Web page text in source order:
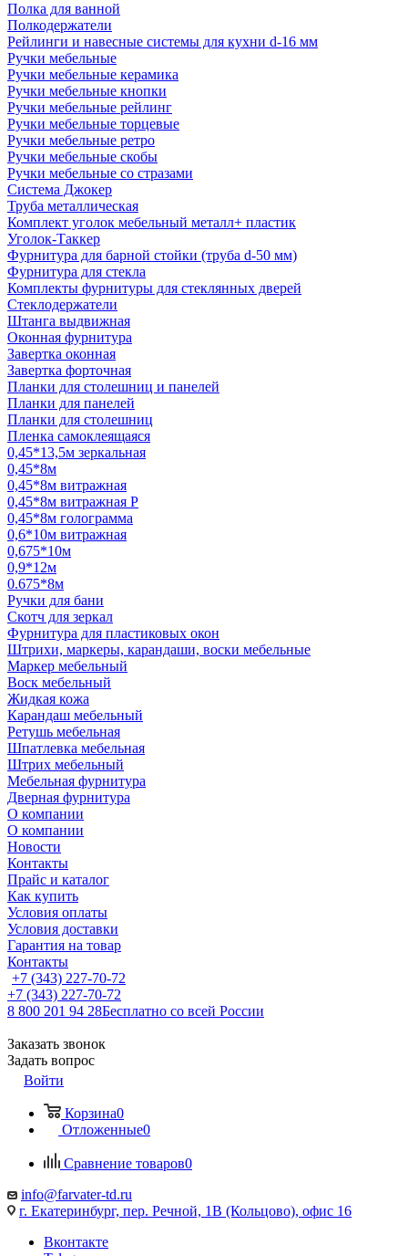
Полка для ванной
Полкодержатели
Рейлинги и навесные системы для кухни d-16 мм
Ручки мебельные
Ручки мебельные керамика
Ручки мебельные кнопки
Ручки мебельные рейлинг
Ручки мебельные торцевые
Ручки мебельные ретро
Ручки мебельные скобы
Ручки мебельные со стразами
Система Джокер
Труба металлическая
Комплект уголок мебельный металл+ пластик
Уголок-Таккер
Фурнитура для барной стойки (труба d-50 мм)
Фурнитура для стекла
Комплекты фурнитуры для стеклянных дверей
Стеклодержатели
Штанга выдвижная
Оконная фурнитура
Завертка оконная
Завертка форточная
Планки для столешниц и панелей
Планки для панелей
Планки для столешниц
Пленка самоклеящаяся
0,45*13,5м зеркальная
0,45*8м
0,45*8м витражная
0,45*8м витражная Р
0,45*8м голограмма
0,6*10м витражная
0,675*10м
0,9*12м
0.675*8м
Ручки для бани
Скотч для зеркал
Фурнитура для пластиковых окон
Штрихи, маркеры, карандаши, воски мебельные
Маркер мебельный
Воск мебельный
Жидкая кожа
Карандаш мебельный
Ретушь мебельная
Шпатлевка мебельная
Штрих мебельный
Мебельная фурнитура
Дверная фурнитура
О компании
О компании
Новости
Контакты
Прайс и каталог
Как купить
Условия оплаты
Условия доставки
Гарантия на товар
Контакты
+7 (343) 227-70-72
+7 (343) 227-70-72
8 800 201 94 28Бесплатно со всей России
Заказать звонок
Задать вопрос
Войти
Корзина0
Отложенные0
Сравнение товаров0
info@farvater-td.ru
г. Екатеринбург, пер. Речной, 1В (Кольцово), офис 16
Вконтакте